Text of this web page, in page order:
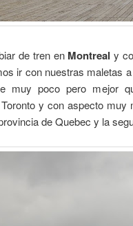
de tren en Montreal y
ir con nuestras maletas
muy poco pero mejor
y con aspecto
de Quebec y la